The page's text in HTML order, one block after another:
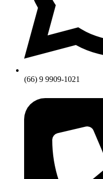
(66) 9 9909-1021